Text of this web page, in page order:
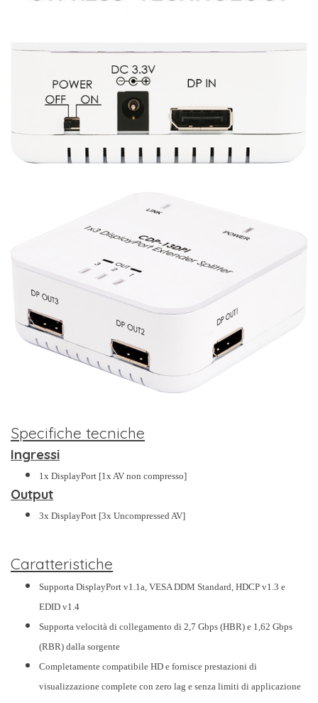
Specifiche tecniche
Ingressi
1x DisplayPort [1x AV non compresso]
Output
3x DisplayPort [3x Uncompressed AV]
Caratteristiche
Supporta DisplayPort v1.1a, VESA DDM Standard, HDCP v1.3 e
EDID v1.4
Supporta velocità di collegamento di 2,7 Gbps (HBR) e 1,62 Gbps
(RBR) dalla sorgente
Completamente compatibile HD e fornisce prestazioni di
visualizzazione complete con zero lag e senza limiti di applicazione